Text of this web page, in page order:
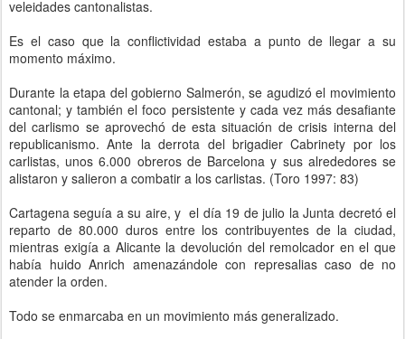
veleidades cantonalistas.
Es el caso que la conflictividad estaba a punto de llegar a su
momento máximo.
Durante la etapa del gobierno Salmerón, se agudizó el movimiento
cantonal; y también el foco persistente y cada vez más desafiante
del carlismo se aprovechó de esta situación de crisis interna del
republicanismo. Ante la derrota del brigadier Cabrinety por los
carlistas, unos 6.000 obreros de Barcelona y sus alrededores se
alistaron y salieron a combatir a los carlistas. (Toro 1997: 83)
Cartagena seguía a su aire, y el día 19 de julio la Junta decretó el
reparto de 80.000 duros entre los contribuyentes de la ciudad,
mientras exigía a Alicante la devolución del remolcador en el que
había huido Anrich amenazándole con represalias caso de no
atender la orden.
Todo se enmarcaba en un movimiento más generalizado.